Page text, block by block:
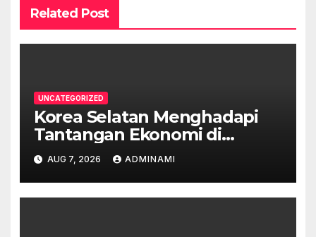
Related Post
UNCATEGORIZED
Korea Selatan Menghadapi
Tantangan Ekonomi di
Tengah Krisis Global
AUG 7, 2026 ADMINAMI